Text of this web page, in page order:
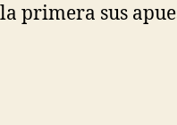
primera sus